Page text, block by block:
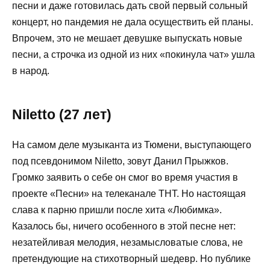
песни и даже готовилась дать свой первый сольный
концерт, но пандемия не дала осуществить ей планы.
Впрочем, это не мешает девушке выпускать новые
песни, а строчка из одной из них «покинула чат» ушла
в народ.
Niletto (27 лет)
На самом деле музыканта из Тюмени, выступающего
под псевдонимом Niletto, зовут Данил Прыжков.
Громко заявить о себе он смог во время участия в
проекте «Песни» на телеканале ТНТ. Но настоящая
слава к парню пришли после хита «Любимка».
Казалось бы, ничего особенного в этой песне нет:
незатейливая мелодия, незамысловатые слова, не
претендующие на стихотворный шедевр. Но публике